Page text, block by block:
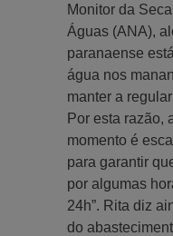
Monitor da
Águas (ANA),
paranaense
água nos
manter a
Por esta razão,
momento é
para garantir
por algumas
24h”. Rita diz
do